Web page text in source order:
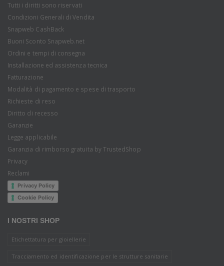
Tutti i diritti sono riservati
Condizioni Generali di Vendita
Snapweb CashBack
Buoni Sconto Snapweb.net
Ordini e tempi di consegna
Installazione ed assistenza tecnica
Fatturazione
Modalità di pagamento e spese di trasporto
Richieste di reso
Diritto di recesso
Garanzie
Legge applicabile
Garanzia di rimborso gratuita by TrustedShop
Privacy
Reclami
Privacy Policy
Cookie Policy
I NOSTRI SHOP
Etichettatura per gioiellerie
Tracciamento ed identificazione per le strutture sanitarie